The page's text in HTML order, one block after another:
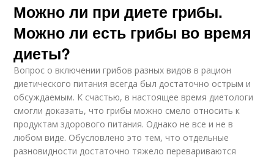
Можно ли при диете грибы.
Можно ли есть грибы во время
диеты?
Вопрос о включении грибов разных видов в рацион
диетического питания всегда был достаточно острым и
обсуждаемым. К счастью, в настоящее время диетологи
смогли доказать, что грибы можно смело относить к
продуктам здорового питания. Однако не все и не в
любом виде. Обусловлено это тем, что отдельные
разновидности достаточно тяжело перевариваются